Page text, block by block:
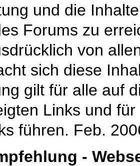
und die
Forums zu
von
sich diese
gilt für alle auf
Links und
führen. Feb.
-